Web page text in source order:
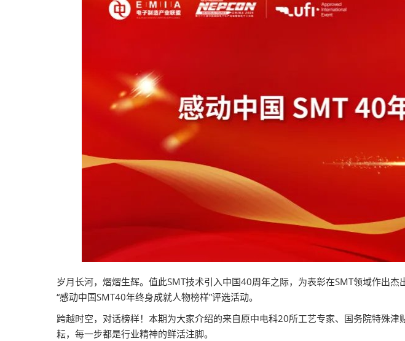
岁月长河，熠熠生辉。值此SMT技术引入中国40周年之际，为表彰在SMT领域作出
“感动中国SMT40年终身成就人物榜样”评选活动。
跨越时空，对话榜样！本期为大家介绍的来自原中电科20所工艺专家、国务院特殊
耘，每一步都是行业精神的鲜活注脚。